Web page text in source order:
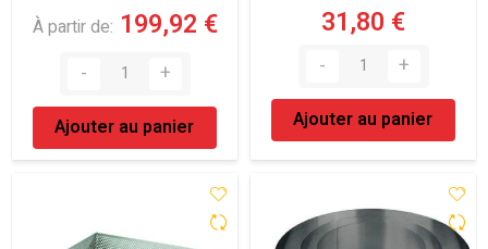
À partir de 199,92 €
Ajouter au panier
31,80 €
Ajouter au panier